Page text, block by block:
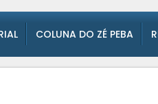
COLUNA DO ZÉ PEBA